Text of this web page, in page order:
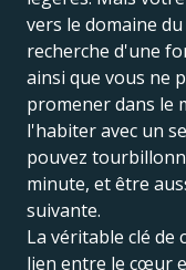
vers le domaine du
recherche d'une
ainsi que vous ne
promener dans le
l'habiter avec un
pouvez
minute, et être
suivante.
La véritable clé de
lien entre le cœur